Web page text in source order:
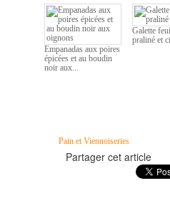
Empanadas aux poires
épicées et au boudin
noir aux...
Galette
praliné et
Pain et Viennoiseries
Partager cet article